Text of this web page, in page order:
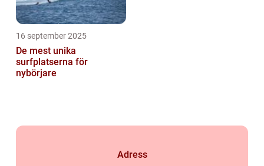
16 september 2025
De mest unika
surfplatserna för
nybörjare
Adress